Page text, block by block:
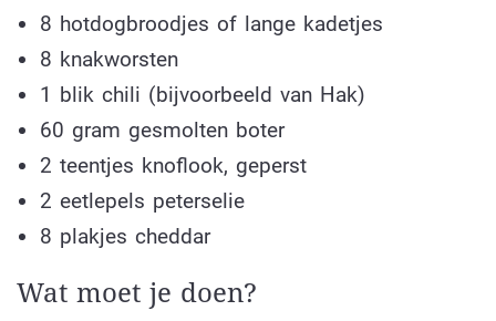
8 hotdogbroodjes of lange kadetjes
8 knakworsten
1 blik chili (bijvoorbeeld van Hak)
60 gram gesmolten boter
2 teentjes knoflook, geperst
2 eetlepels peterselie
8 plakjes cheddar
Wat moet je doen?